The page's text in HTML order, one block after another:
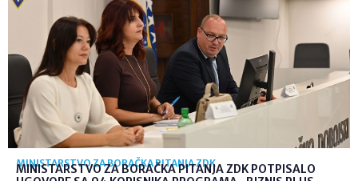
MINISTARSTVO ZA BORAČKA PITANJA ZDK
MINISTARSTVO ZA BORAČKA PITANJA ZDK POTPISALO